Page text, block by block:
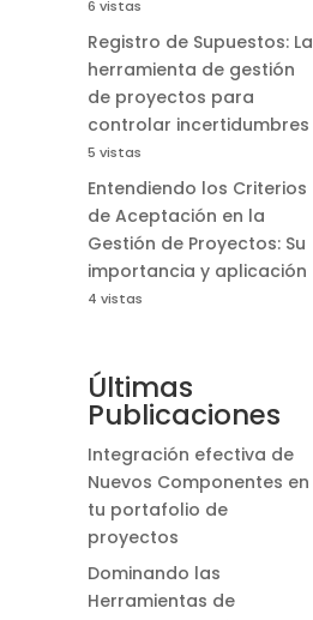
6 vistas
Registro de Supuestos: La
herramienta de gestión
de proyectos para
controlar incertidumbres
5 vistas
Entendiendo los Criterios
de Aceptación en la
Gestión de Proyectos: Su
importancia y aplicación
4 vistas
Últimas
Publicaciones
Integración efectiva de
Nuevos Componentes en
tu portafolio de
proyectos
Dominando las
Herramientas de